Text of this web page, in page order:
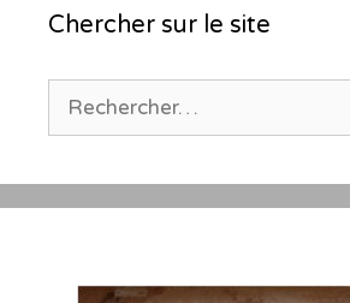
Chercher sur le site
Rechercher :